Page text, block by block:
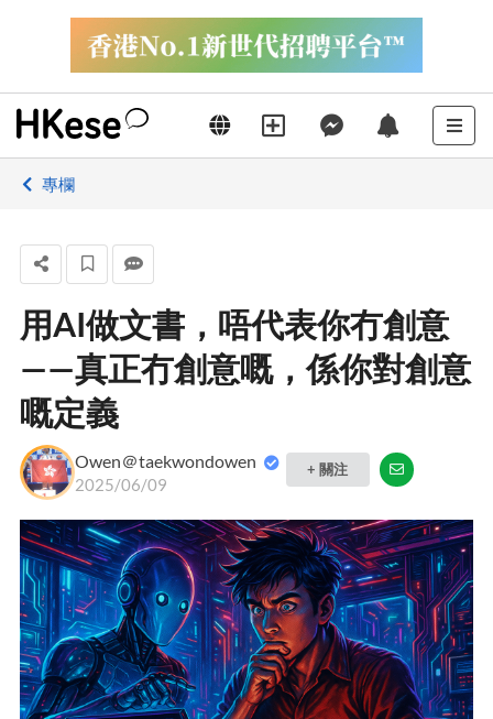
專欄
用AI做文書，唔代表你冇創意
——真正冇創意嘅，係你對創意
嘅定義
Owen＠taekwondowen
2025/06/09
+ 關注